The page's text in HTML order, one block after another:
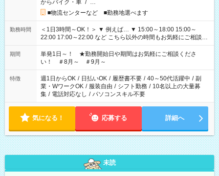
からバイク・車 / …
■物流センターなど ■勤務地選べます
勤務時間
＜1日3時間～OK！＞ ▼ 例えば… ▼ 15:00～18:00 15:00～
22:00 17:00～22:00 など こちら以外の時間もお気軽にご相談く
ださい！
期間
単発1日～！ ★勤務開始日や期間はお気軽にご相談くださ
い！ ＃8月～ ＃9月～
特徴 週1日からOK / 日払いOK / 履歴書不要 / 40～50代活躍中 / 副
業・WワークOK / 服装自由 / シフト勤務 / 10名以上の大量募
集 / 電話対応なし / パソコンスキル不要
気になる！ 応募する 詳細へ
未読